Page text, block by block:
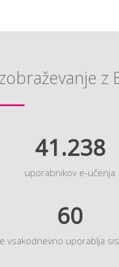
z
41.238
uporabnikov e-učenja
60
vsakodnevno uporablja